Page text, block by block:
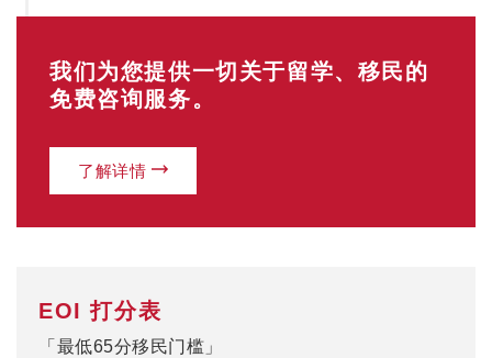
我们为您提供一切关于留学、移民的
免费咨询服务。
了解详情
EOI 打分表
「最低65分移民门槛」